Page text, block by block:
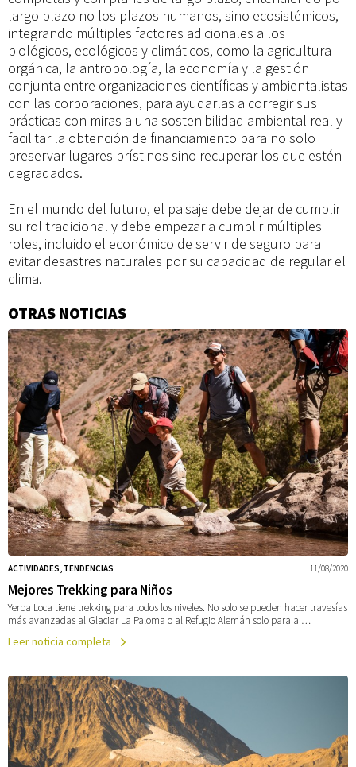
largo plazo no los plazos humanos, sino ecosistémicos,
integrando múltiples factores adicionales a los
biológicos, ecológicos y climáticos, como la agricultura
orgánica, la antropología, la economía y la gestión
conjunta entre organizaciones científicas y ambientalistas
con las corporaciones, para ayudarlas a corregir sus
prácticas con miras a una sostenibilidad ambiental real y
facilitar la obtención de financiamiento para no solo
preservar lugares prístinos sino recuperar los que estén
degradados.
En el mundo del futuro, el paisaje debe dejar de cumplir
su rol tradicional y debe empezar a cumplir múltiples
roles, incluido el económico de servir de seguro para
evitar desastres naturales por su capacidad de regular el
clima.
Información
adicional
OTRAS NOTICIAS
11/08/2020
ACTIVIDADES, TENDENCIAS
Mejores Trekking para Niños
Yerba Loca tiene trekking para todos los niveles. No solo se pueden hacer travesías
más avanzadas al Glaciar La Paloma o al Refugio Alemán solo para a …
Leer noticia completa